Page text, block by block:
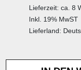
Lieferzeit: ca. 8
Inkl. 19% MwST
Lieferland: